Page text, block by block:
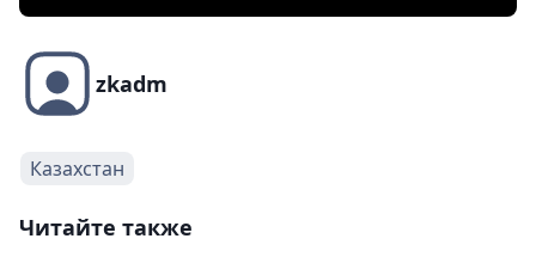
zkadm
Казахстан
Читайте также